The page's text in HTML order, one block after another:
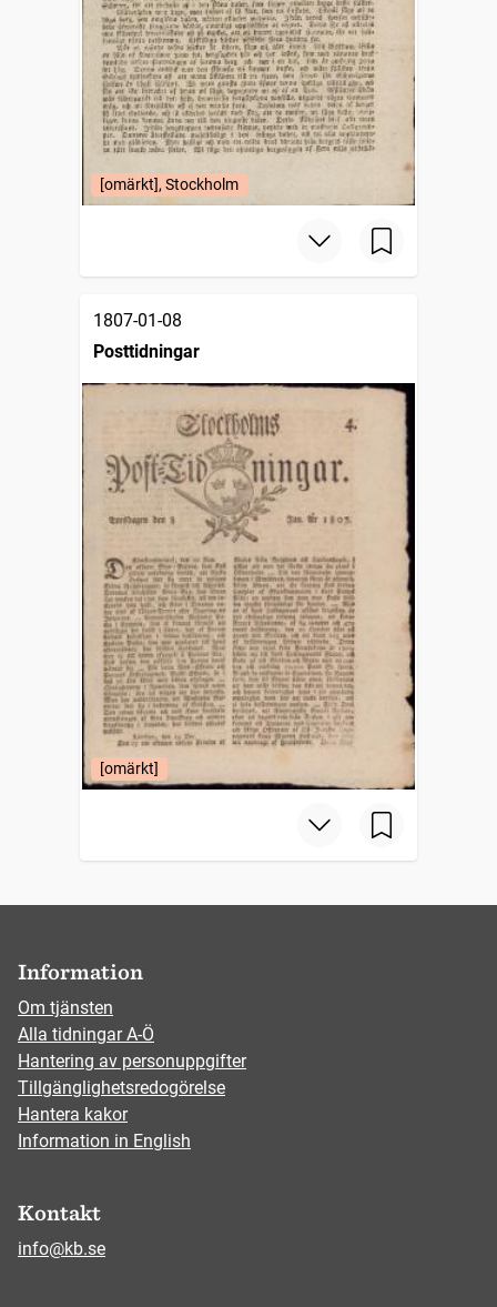
[omärkt], Stockholm
1807-01-08
Posttidningar
[omärkt]
Information
Om tjänsten
Alla tidningar A-Ö
Hantering av personuppgifter
Tillgänglighetsredogörelse
Hantera kakor
Information in English
Kontakt
info@kb.se